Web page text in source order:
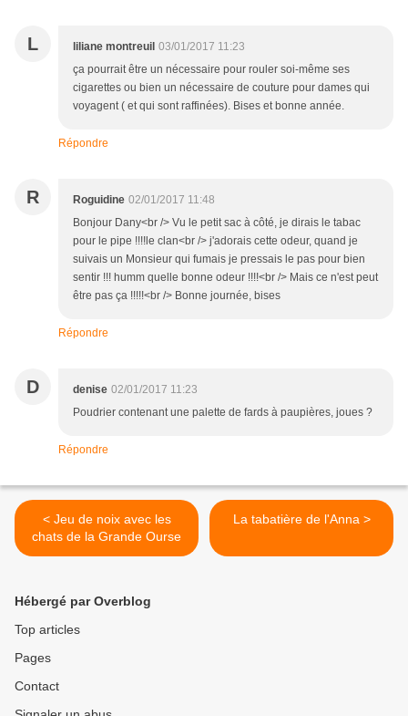
L liliane montreuil 03/01/2017 11:23
ça pourrait être un nécessaire pour rouler soi-même ses
cigarettes ou bien un nécessaire de couture pour dames qui
voyagent ( et qui sont raffinées). Bises et bonne année.
Répondre
R Roguidine 02/01/2017 11:48
Bonjour Dany<br /> Vu le petit sac à côté, je dirais le tabac
pour le pipe !!!!le clan<br /> j'adorais cette odeur, quand je
suivais un Monsieur qui fumais je pressais le pas pour bien
sentir !!! humm quelle bonne odeur !!!!<br /> Mais ce n'est peut
être pas ça !!!!!<br /> Bonne journée, bises
Répondre
D denise 02/01/2017 11:23
Poudrier contenant une palette de fards à paupières, joues ?
Répondre
< Jeu de noix avec les
chats de la Grande Ourse
La tabatière de l'Anna >
Hébergé par Overblog
Top articles
Pages
Contact